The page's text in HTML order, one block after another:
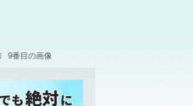
9番目の画像